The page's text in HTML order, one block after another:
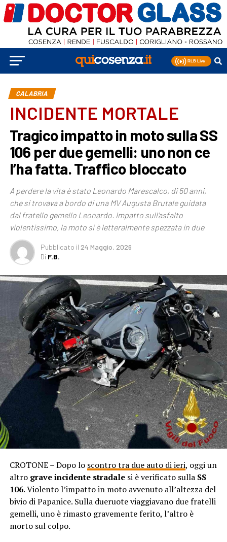
CALABRIA
INCIDENTE MORTALE
Tragico impatto in moto sulla SS
106 per due gemelli: uno non ce
l’ha fatta. Traffico bloccato
A perdere la vita è stato Leonardo Marescalco, di 50 anni,
che si trovava a bordo di una MV Augusta Brutale guidata
dal fratello gemello Leonardo. Impatto sull’asfalto
violentissimo, la moto si è letteralmente spezzata in due
Pubblicato il 24 Maggio, 2026
Di F.B.
CROTONE – Dopo lo scontro tra due auto di ieri, oggi un
altrograve incidente stradalesi è verificato sullaSS
106. Violento l’impatto in moto avvenuto all’altezza del
bivio di Papanice. Sulla dueruote viaggiavano due fratelli
gemelli, uno è rimasto gravemente ferito, l’altro è
morto sul colpo.